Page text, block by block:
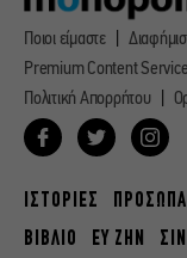
Ποιοι είμαστε
Premium Content
Πολιτική Απορρήτου
ΙΣΤΟΡΙΕΣ ΠΡΟΣΩΠΑ
ΒΙΒΛΙΟ
ΕΥ ΖΗΝ